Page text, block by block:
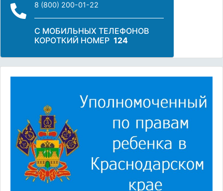
8 (800) 200-01-22
С МОБИЛЬНЫХ ТЕЛЕФОНОВ
КОРОТКИЙ НОМЕР 124